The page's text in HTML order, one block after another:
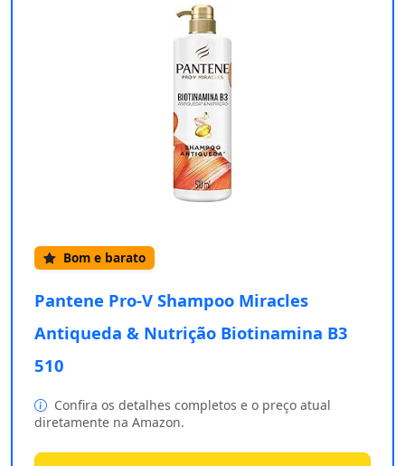
Bom e barato
Pantene Pro-V Shampoo Miracles
Antiqueda & Nutrição Biotinamina B3
510
Confira os detalhes completos e o preço atual
diretamente na Amazon.